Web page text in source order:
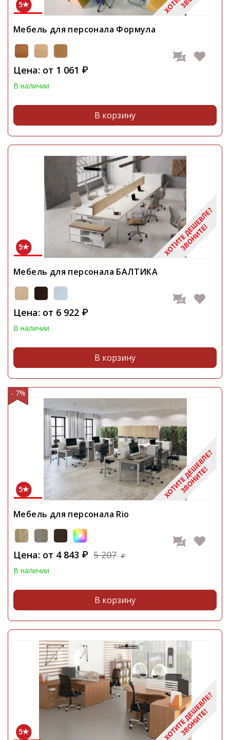
5
Мебель для персонала Формула
Цена: от 1 061 ₽
В наличии
В корзину
5
Мебель для персонала БАЛТИКА
Цена: от 6 922 ₽
В наличии
В корзину
- 7%
5
Мебель для персонала Rio
Цена: от 4 843 ₽ 5 207 ₽
В наличии
В корзину
5